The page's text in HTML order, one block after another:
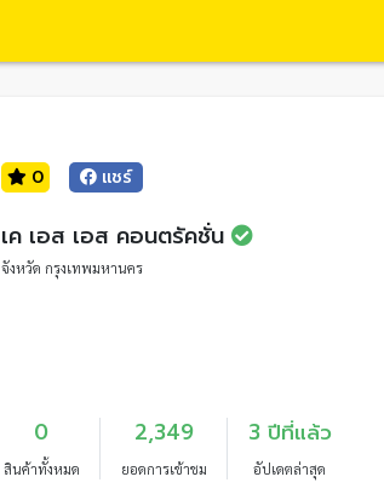
0 แชร์
เค เอส เอส คอนตรัคชั่น
จังหวัด กรุงเทพมหานคร
0
สินค้าทั้งหมด
2,349
ยอดการเข้าชม
3 ปีที่แล้ว
อัปเดตล่าสุด